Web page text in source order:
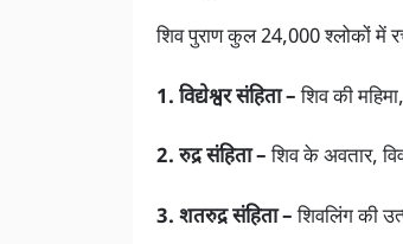
शिव पुराण कुल 24,000 श्लोकों में
1. विद्येश्वर संहिता –शिव की
2. रुद्र संहिता –शिव के अवतार,
3. शतरुद्र संहिता –शिवलिंग की